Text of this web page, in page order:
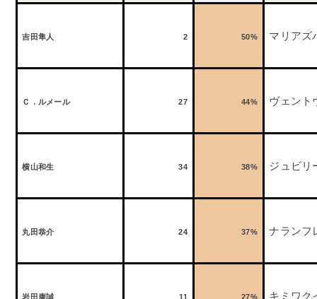
吉田隼人 2 50% マリアズ
Ｃ．ルメール 27 44% ヴェント
横山和生 34 38% ジュビリ
丸田恭介 24 37% ナランフ
岩田康誠 11 27% キミワク